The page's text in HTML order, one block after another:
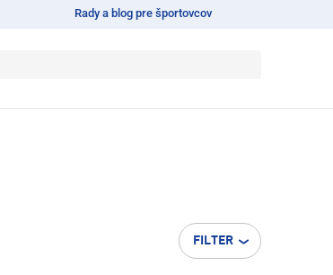
Rady a blog pre športovcov
FILTER